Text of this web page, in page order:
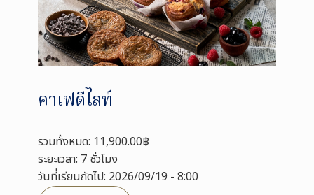
คาเฟดีไลท์
รวมทั้งหมด: 11,900.00฿
ระยะเวลา: 7 ชั่วโมง
วันที่เรียนถัดไป: 2026/09/19 - 8:00